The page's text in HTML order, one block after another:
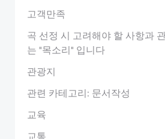
고객만족
곡 선정 시 고려해야 할 사항과
는 "목소리" 입니다
관광지
관련 카테고리: 문서작성
교육
교통